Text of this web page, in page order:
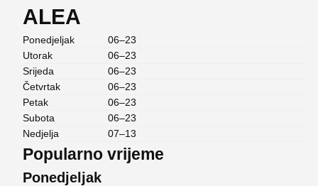
ALEA
Ponedjeljak
06–23
Utorak
06–23
Srijeda
06–23
Četvrtak
06–23
Petak
06–23
Subota
06–23
Nedjelja
07–13
Popularno vrijeme
Ponedjeljak